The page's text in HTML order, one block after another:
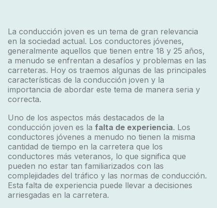
La conducción joven es un tema de gran relevancia
en la sociedad actual. Los conductores jóvenes,
generalmente aquellos que tienen entre 18 y 25 años,
a menudo se enfrentan a desafíos y problemas en las
carreteras. Hoy os traemos algunas de las principales
características de la conducción joven y la
importancia de abordar este tema de manera seria y
correcta.
Uno de los aspectos más destacados de la
conducción joven es la falta de experiencia. Los
conductores jóvenes a menudo no tienen la misma
cantidad de tiempo en la carretera que los
conductores más veteranos, lo que significa que
pueden no estar tan familiarizados con las
complejidades del tráfico y las normas de conducción.
Esta falta de experiencia puede llevar a decisiones
arriesgadas en la carretera.